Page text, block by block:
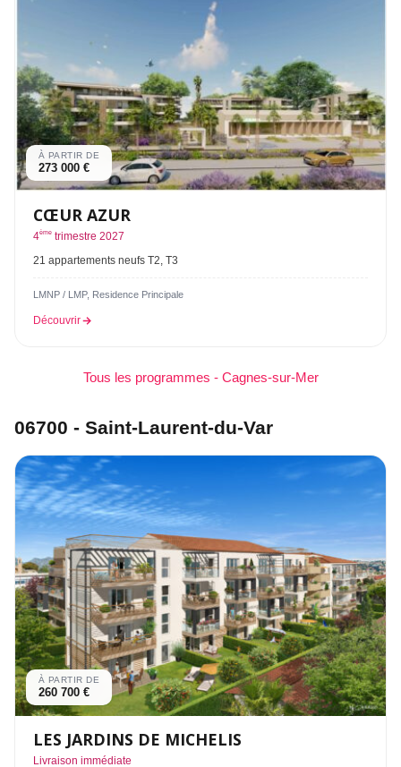
À PARTIR DE
273 000 €
CŒUR AZUR
4ème trimestre 2027
21 appartements neufs T2, T3
LMNP / LMP, Residence Principale
Découvrir
Tous les programmes - Cagnes-sur-Mer
06700 - Saint-Laurent-du-Var
À PARTIR DE
260 700 €
LES JARDINS DE MICHELIS
Livraison immédiate